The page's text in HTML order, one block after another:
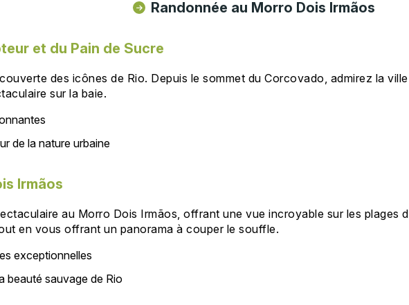
Randonnée au Morro Dois Irmãos
et du Pain de Sucre
des icônes de Rio. Depuis le sommet du Corcovado, admirez la
sur la baie.
de la nature urbaine
Irmãos
au Morro Dois Irmãos, offrant une vue incroyable sur les plages
en vous offrant un panorama à couper le souffle.
exceptionnelles
beauté sauvage de Rio